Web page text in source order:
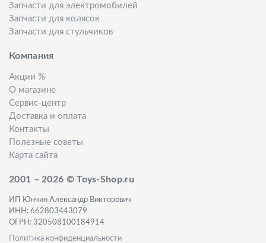
Запчасти для электромобилей
Запчасти для колясок
Запчасти для стульчиков
Компания
Акции %
О магазине
Сервис-центр
Доставка и оплата
Контакты
Полезные советы
Карта сайта
2001 – 2026 © Toys-Shop.ru
ИП Юнчин Александр Викторович
ИНН: 662803443079
ОГРН: 320508100184914
Политика конфиденциальности